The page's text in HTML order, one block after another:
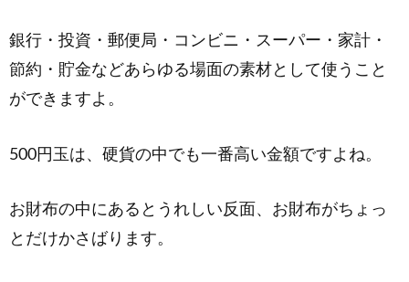
銀行・投資・郵便局・コンビニ・スーパー・家計・
節約・貯金などあらゆる場面の素材として使うこと
ができますよ。
500円玉は、硬貨の中でも一番高い金額ですよね。
お財布の中にあるとうれしい反面、お財布がちょっ
とだけかさばります。